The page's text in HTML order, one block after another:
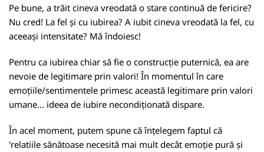
Pe bune, a trăit cineva vreodată o stare continuă de fericire?
Nu cred! La fel și cu iubirea? A iubit cineva vreodată la fel, cu
aceeași intensitate? Mă îndoiesc!
Pentru ca iubirea chiar să fie o construcție puternică, ea are
nevoie de legitimare prin valori! În momentul în care
emoțiile/sentimentele primesc această legitimare prin valori
umane... ideea de iubire necondiționată dispare.
În acel moment, putem spune că înțelegem faptul că
'relatiile sănătoase necesită mai mult decât emoție pură și